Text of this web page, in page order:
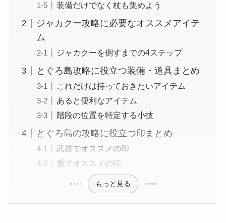
装備だけでなく杖も集めよう
ジャカクー攻略に必要なオススメアイテ
ム
ジャカクーを倒すまでの4ステップ
とぐろ島攻略に役立つ装備・道具まとめ
これだけは持っておきたいアイテム
あると便利なアイテム
階段の位置を特定する小技
とぐろ島の攻略に役立つ印まとめ
武器でオススメの印
盾でオススメの印
もっと見る